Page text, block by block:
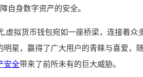
自身数字资产的安全。
虚拟货币钱包宛如一座桥梁，连接着
星，赢得了广大用户的青睐与喜爱
安全带来了前所未有的巨大威胁。